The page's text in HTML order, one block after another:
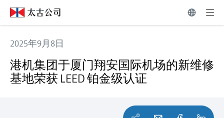
2025年9月8日
港机集团于厦门翔安国际机场的新维修
基地荣获 LEED 铂金级认证